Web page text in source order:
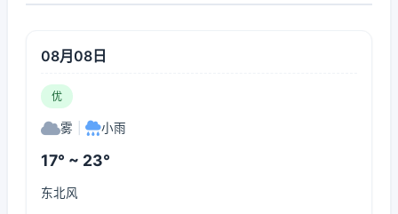
08月08日
优
雾 小雨
17° ~ 23°
东北风